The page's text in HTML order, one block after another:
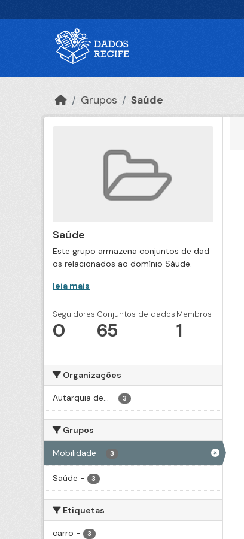
Grupos Saúde
Saúde
Este grupo armazena conjuntos de dad
os relacionados ao domínio Sáude.
leia mais
Seguidores
0
Conjuntos de dados
65
Membros
1
Organizações
Autarquia de... - 3
Grupos
Mobilidade - 3
Saúde - 3
Etiquetas
carro - 3